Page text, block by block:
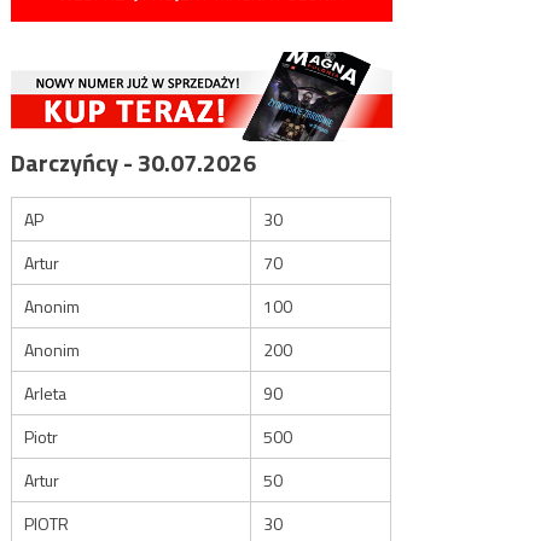
Darczyńcy - 30.07.2026
AP
30
Artur
70
Anonim
100
Anonim
200
Arleta
90
Piotr
500
Artur
50
PIOTR
30